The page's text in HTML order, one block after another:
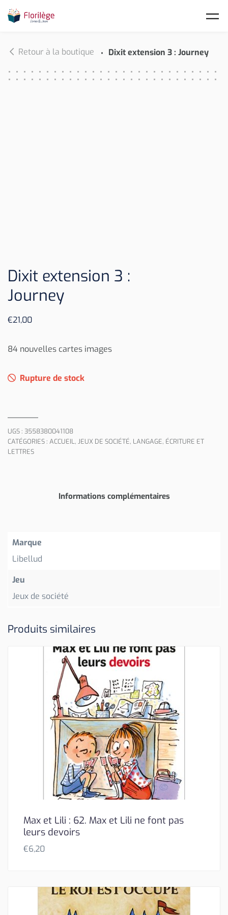
Retour à la boutique Dixit extension 3 : Journey
Dixit extension 3 :
Journey
€21,00
84 nouvelles cartes images
Rupture de stock
UGS : 3558380041108
CATÉGORIES : ACCUEIL, JEUX DE SOCIÉTÉ, LANGAGE, ÉCRITURE ET
LETTRES
Informations complémentaires
Marque
Libellud
Jeu
Jeux de société
Produits similaires
Max et Lili : 62. Max et Lili ne font pas
leurs devoirs
€6,20